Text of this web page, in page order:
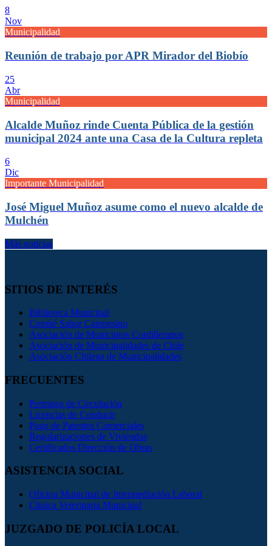
8
Nov
Municipalidad
Reunión de trabajo por APR Mirador del Biobío
25
Abr
Municipalidad
Alcalde Muñoz rinde Cuenta Pública de la gestión
municipal 2024 ante una Casa de la Cultura repleta
6
Dic
Importante Municipalidad
José Miguel Muñoz asume como el nuevo alcalde de
Mulchén
Más noticias
SITIOS DE INTERÉS
Biblioteca Municipal
Comité Sabor Campesino
Asociación de Municipios Cordilleranos
Asociación de Municipalidades de Chile
Asociación Chilena de Municipalidades
FRECUENTES
Permisos de Circulación
Licencias de Conducir
Pago de Patentes Comerciales
Regularizaciones de Viviendas
Certificados Dirección de Obras
ASISTENCIA SOCIAL
Oficina Municipal de Intermediación Laboral
Clinica Veterinaria Municipal
JUZGADO DE POLICÍA LOCAL